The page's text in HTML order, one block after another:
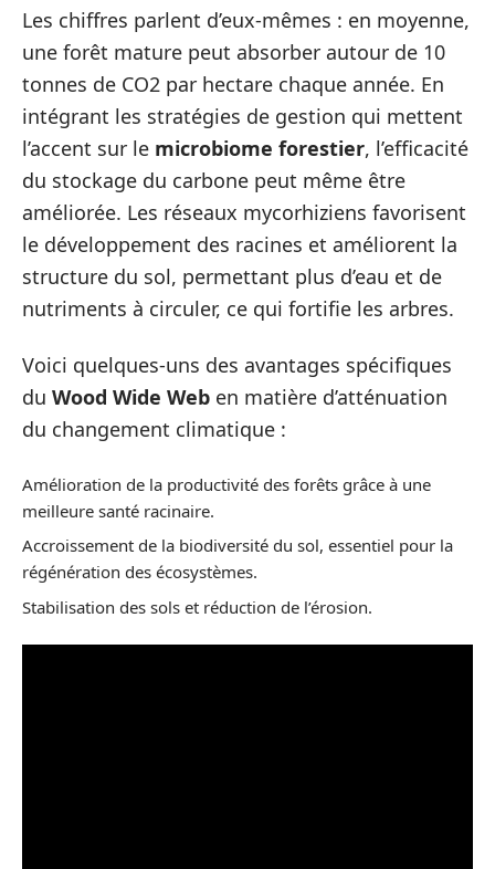
Les chiffres parlent d’eux-mêmes : en moyenne,
une forêt mature peut absorber autour de 10
tonnes de CO2 par hectare chaque année. En
intégrant les stratégies de gestion qui mettent
l’accent sur le microbiome forestier, l’efficacité
du stockage du carbone peut même être
améliorée. Les réseaux mycorhiziens favorisent
le développement des racines et améliorent la
structure du sol, permettant plus d’eau et de
nutriments à circuler, ce qui fortifie les arbres.
Voici quelques-uns des avantages spécifiques
du Wood Wide Web en matière d’atténuation
du changement climatique :
Amélioration de la productivité des forêts grâce à une
meilleure santé racinaire.
Accroissement de la biodiversité du sol, essentiel pour la
régénération des écosystèmes.
Stabilisation des sols et réduction de l’érosion.